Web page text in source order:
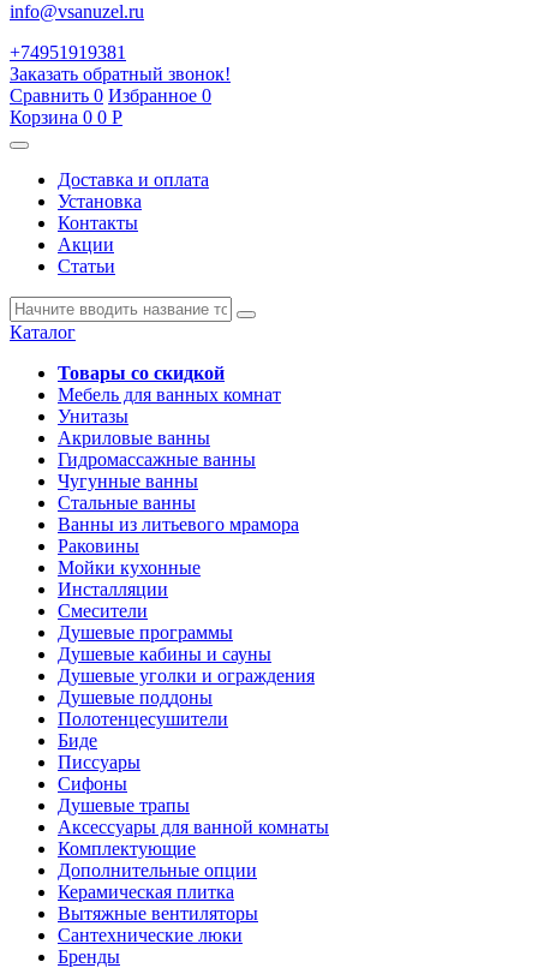
info@vsanuzel.ru
+74951919381
Заказать обратный звонок!
Сравнить 0 Избранное 0
Корзина 0 0 Р
Доставка и оплата
Установка
Контакты
Акции
Статьи
Каталог
Товары со скидкой
Мебель для ванных комнат
Унитазы
Акриловые ванны
Гидромассажные ванны
Чугунные ванны
Стальные ванны
Ванны из литьевого мрамора
Раковины
Мойки кухонные
Инсталляции
Смесители
Душевые программы
Душевые кабины и сауны
Душевые уголки и ограждения
Душевые поддоны
Полотенцесушители
Биде
Писсуары
Сифоны
Душевые трапы
Аксессуары для ванной комнаты
Комплектующие
Дополнительные опции
Керамическая плитка
Вытяжные вентиляторы
Сантехнические люки
Бренды